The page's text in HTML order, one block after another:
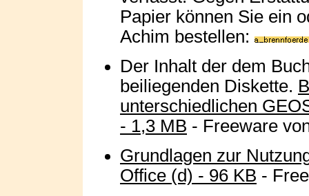
Papier können Sie ein
Achim bestellen:
Der Inhalt der dem
beiliegenden Diskette.
unterschiedlichen
- 1,3 MB - Freeware
Grundlagen zur
Office (d) - 96 KB -